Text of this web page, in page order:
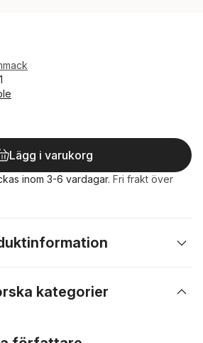
Lägg i varukorg
inom 3-6 vardagar. Fri frakt över
kategorier